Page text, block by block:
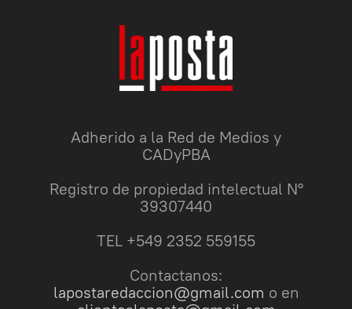
Adherido a la Red de Medios y
CADyPBA
Registro de propiedad intelectual N°
39307440
TEL +549 2352 559155
Contactanos:
lapostaredaccion@gmail.com o en